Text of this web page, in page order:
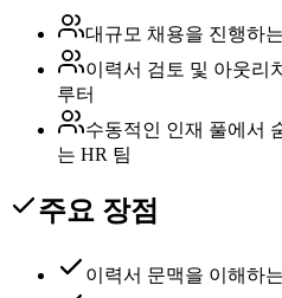
대규모 채용을 진행하
이력서 검토 및 아웃리
루터
수동적인 인재 풀에서
는 HR 팀
주요 장점
이력서 문맥을 이해하